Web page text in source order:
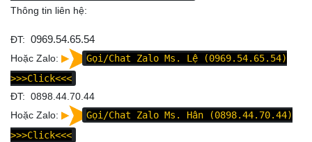
Thông tin liên hệ:
ĐT: 0969.54.65.54
Hoặc Zalo:
Gọi/Chat Zalo Ms. Lệ (0969.54.65.54)
>>>Click<<<
ĐT: 0898.44.70.44
Hoặc Zalo:
Gọi/Chat Zalo Ms. Hân (0898.44.70.44)
>>>Click<<<